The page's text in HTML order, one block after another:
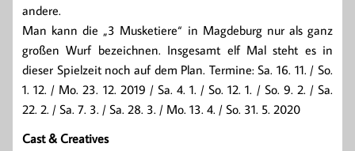
andere.
Man kann die „3 Musketiere“ in Magdeburg nur als ganz
großen Wurf bezeichnen. Insgesamt elf Mal steht es in
dieser Spielzeit noch auf dem Plan. Termine: Sa. 16. 11. / So.
1. 12. / Mo. 23. 12. 2019 / Sa. 4. 1. / So. 12. 1. / So. 9. 2. / Sa.
22. 2. / Sa. 7. 3. / Sa. 28. 3. / Mo. 13. 4. / So. 31. 5. 2020
Cast & Creatives